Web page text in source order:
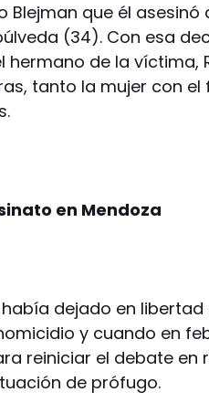
Blejman que él asesinó
(34). Con esa
de la víctima,
tanto la mujer con el
en Mendoza
dejado en libertad
y cuando en
reiniciar el debate en
de prófugo.